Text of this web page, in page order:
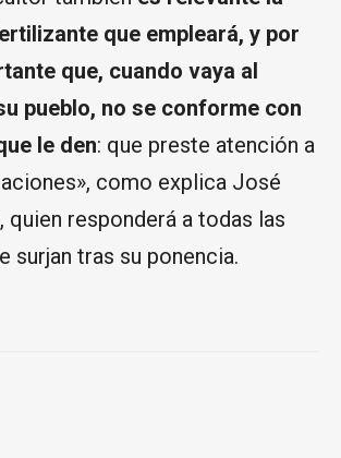
que empleará, y por
que, cuando vaya al
pueblo, no se conforme con
le den: que preste atención a
como explica José
quien responderá a todas las
surjan tras su ponencia.